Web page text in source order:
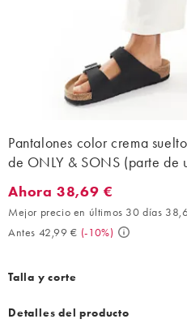
Pantalones color crema
de ONLY & SONS (parte de
Ahora 38,69 €. Mejor precio
Ahora 38,69 €
Mejor precio en últimos 30 días
Antes 42,99 € (-10%)
Talla y corte
Detalles del producto